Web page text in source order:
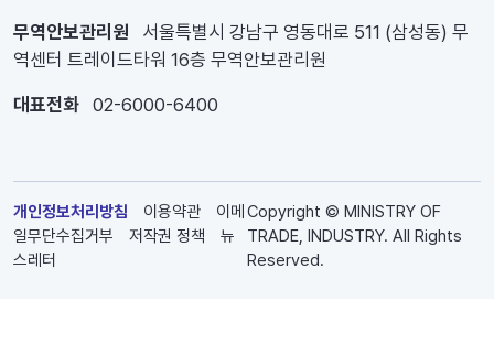
무역안보관리원
서울특별시 강남구 영동대로 511 (삼성동) 무
역센터 트레이드타워 16층 무역안보관리원
대표전화 02-6000-6400
개인정보처리방침 이용약관
이메
일무단수집거부
저작권 정책
뉴
스레터
Copyright © MINISTRY OF
TRADE, INDUSTRY. All Rights
Reserved.